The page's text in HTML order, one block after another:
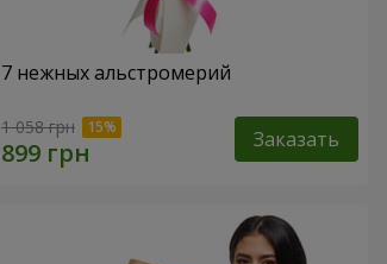
7 нежных альстромерий
1 058 грн Заказать